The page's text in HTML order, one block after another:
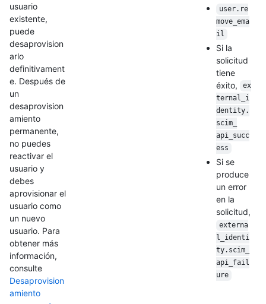
usuario
existente,
puede
desaprovision
arlo
definitivament
e. Después de
un
desaprovision
amiento
permanente,
no puedes
reactivar el
usuario y
debes
aprovisionar el
usuario como
un nuevo
usuario. Para
obtener más
información,
consulte
Desaprovision
amiento
user.re
move_ema
il
Si la
solicitud
tiene
éxito,
ex
ternal_i
dentity.
scim_
api_succ
ess
Si se
produce
un error
en la
solicitud,
externa
l_identi
ty.scim_
api_fail
ure